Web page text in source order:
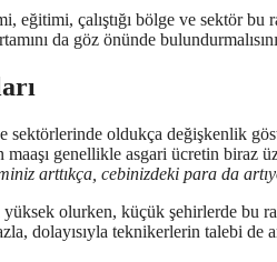
çalıştığı bölge ve sektör bu
da göz önünde
sektörlerinde oldukça değişkenlik
genellikle asgari ücretin biraz
arttıkça, cebinizdeki para da
olurken, küçük şehirlerde bu
dolayısıyla teknikerlerin talebi de